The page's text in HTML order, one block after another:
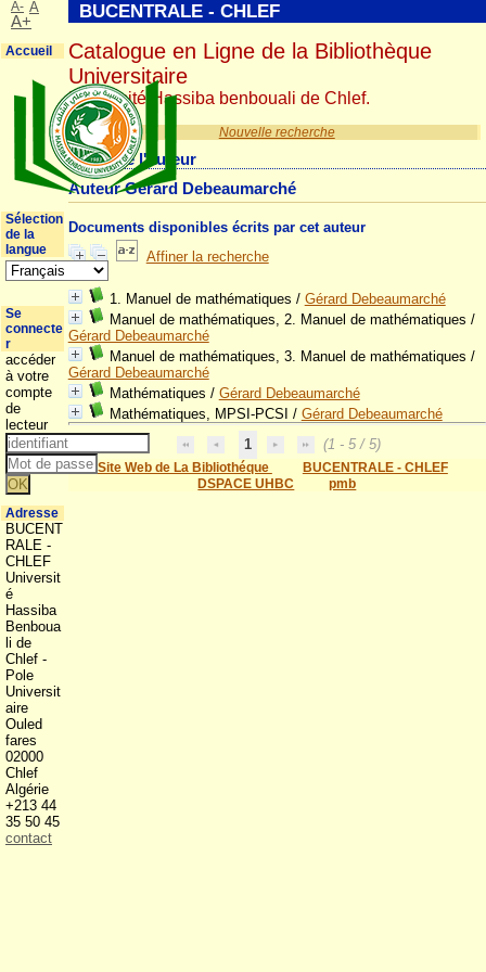
Nouvelle recherche
Détail de l'auteur
Auteur Gérard Debeaumarché
Documents disponibles écrits par cet auteur
Affiner la recherche
1. Manuel de mathématiques / Gérard Debeaumarché
Manuel de mathématiques, 2. Manuel de mathématiques /
Gérard Debeaumarché
Manuel de mathématiques, 3. Manuel de mathématiques /
Gérard Debeaumarché
Mathématiques / Gérard Debeaumarché
Mathématiques, MPSI-PCSI / Gérard Debeaumarché
1
(1 - 5 / 5)
Site Web de La Bibliothéque
BUCENTRALE - CHLEF
DSPACE UHBC
pmb
BUCENTRALE - CHLEF
Catalogue en Ligne de la Bibliothèque
Universitaire
Université Hassiba benbouali de Chlef.
A- A
A+
Accueil
Sélection
de la
langue
Se
connecte
r
accéder
à votre
compte
de
lecteur
Adresse
BUCENT
RALE -
CHLEF
Universit
é
Hassiba
Benboua
li de
Chlef -
Pole
Universit
aire
Ouled
fares
02000
Chlef
Algérie
+213 44
35 50 45
contact